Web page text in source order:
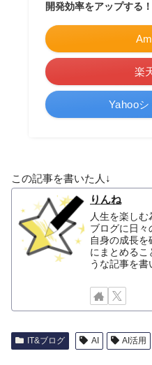
開発効率をアップする
楽
Yahoo
この記事を書いた人↓
りんね
人生を楽しむ
ブログに日々
自身の成長
にまとめるこ
うな記事を書
IT&ブログ AI AI活用